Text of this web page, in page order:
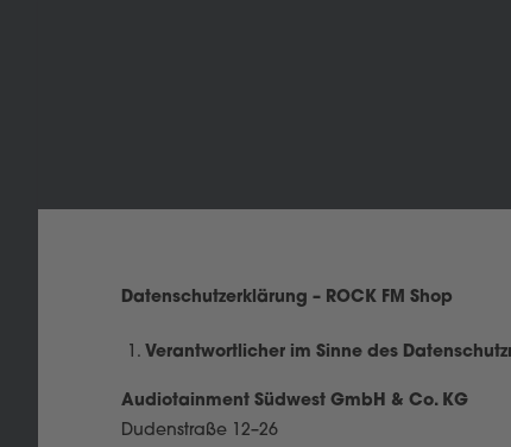
Datenschutzerklärung – ROCK FM Shop
Verantwortlicher im Sinne des
Audiotainment Südwest GmbH & Co. KG
Dudenstraße 12–26